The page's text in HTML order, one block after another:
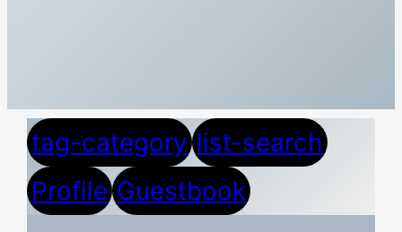
tag-category list-search
Profile Guestbook